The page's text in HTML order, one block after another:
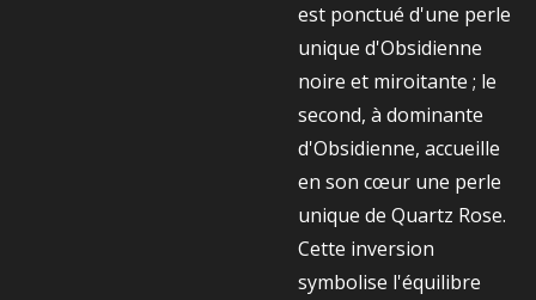
est ponctué d'une perle
unique d'Obsidienne
noire et miroitante ; le
second, à dominante
d'Obsidienne, accueille
en son cœur une perle
unique de Quartz Rose.
Cette inversion
symbolise l'équilibre